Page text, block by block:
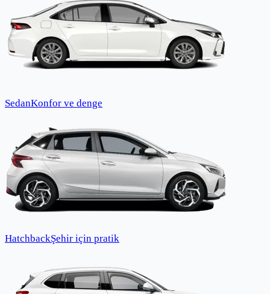
SedanKonfor ve denge
HatchbackŞehir için pratik